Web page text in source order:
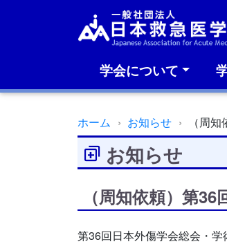
学会について
ホーム お知らせ （周
お知らせ
（周知依頼）第
第36回日本外傷学会総会・